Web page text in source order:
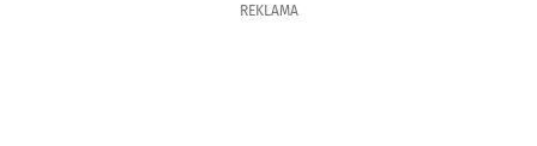
REKLAMA